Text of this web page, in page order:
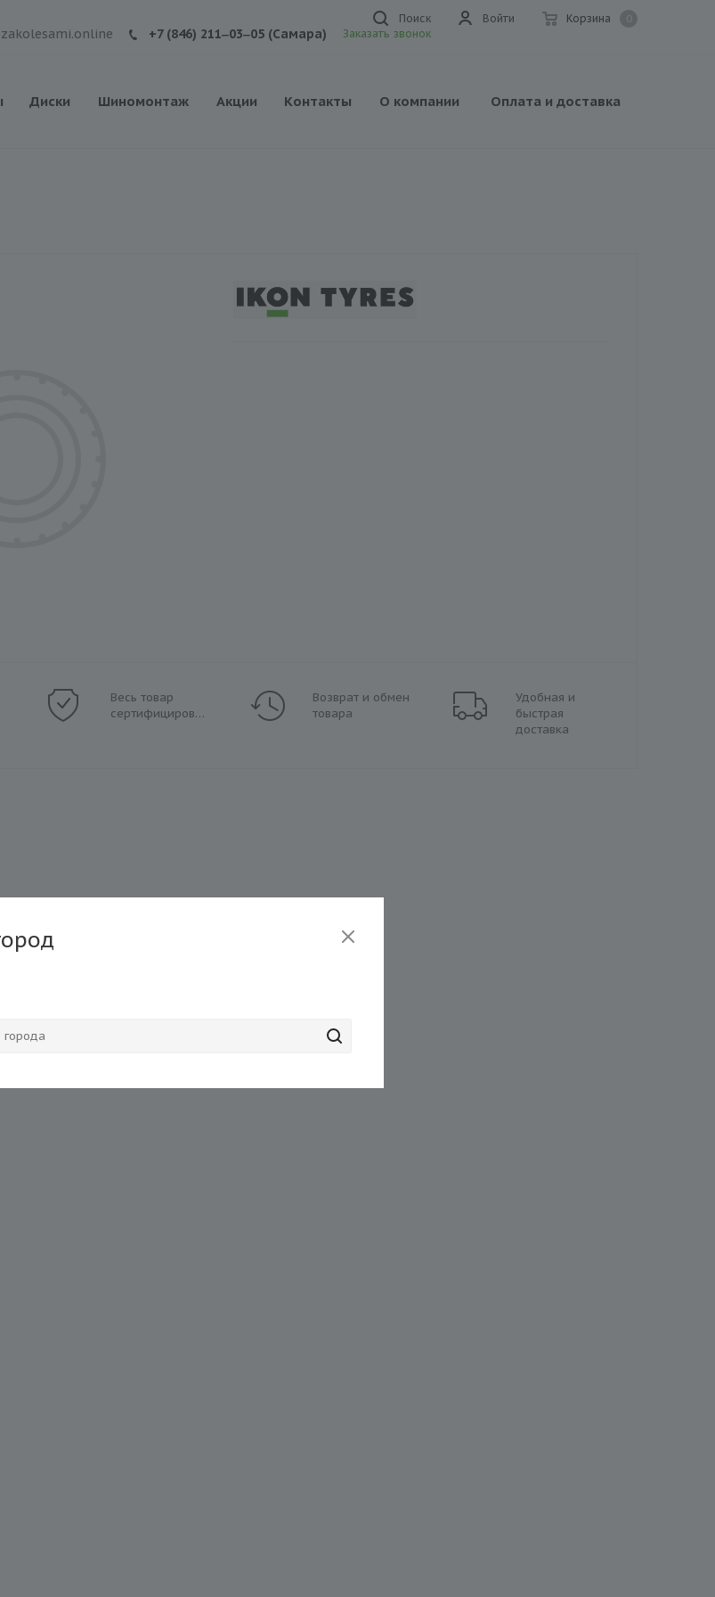
Корзина
Войти
Поиск
+7 (846) 211‒03‒05 (Самара) Заказать звонок
Диски Шиномонтаж Акции Контакты О компании Оплата и доставка
Весь товар
сертифицирован
Возврат и обмен
товара
Удобная и
быстрая
доставка